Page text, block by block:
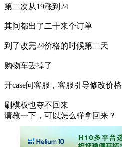
第二次从19涨到24
其间都出了二十来个订单
到了改完24价格的时候第二天
购物车丢掉了
开case问客服，客服引导修改价格
刷模板也夺不回来
请教一下，可以怎么样拿回来？